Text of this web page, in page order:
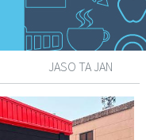
JASO TA JAN